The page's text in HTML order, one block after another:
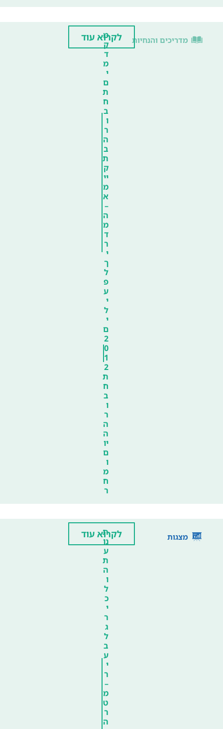
מדריכים והנחיות
מ
ק
ד
מ
י
ם
ת
ח
ב
ו
ר
ה
ב
ת
ק
יי
מ
א
–
ה
מ
ד
ר
י
ך
ל
פ
ע
י
ל
י
ם
2
0
1
2
ת
ח
ב
ו
ר
ה
ה
יו
ם
ו
מ
ח
ר
לקרוא עוד
מצגות
ת
נו
ע
ת
ה
ו
ל
כ
י
ר
ג
ל
ב
ע
י
ר
–
מ
ט
ר
ה
לקרוא עוד